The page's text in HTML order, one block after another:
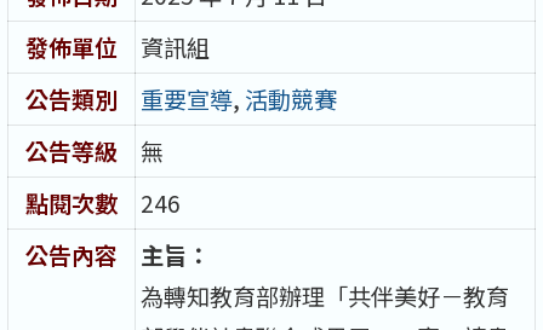
發佈單位
資訊組
公告類別
重要宣導, 活動競賽
公告等級
無
點閱次數
246
公告內容
主旨：
為轉知教育部辦理「共伴美好－教育